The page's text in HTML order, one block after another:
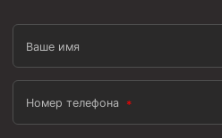
Труболовки
Шламометаллоуловитель ШМУ
Обурочный комплекс ОК
Ваше имя
Номер телефона